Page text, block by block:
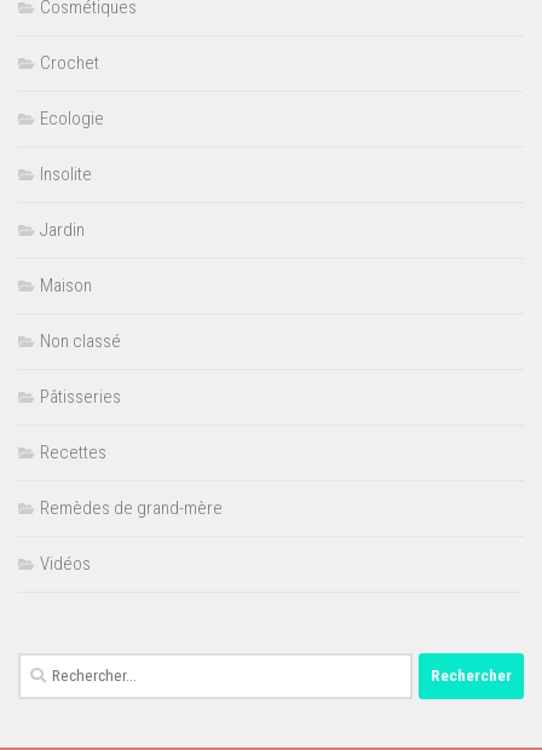
Cosmétiques
Crochet
Ecologie
Insolite
Jardin
Maison
Non classé
Pâtisseries
Recettes
Remèdes de grand-mère
Vidéos
Rechercher :